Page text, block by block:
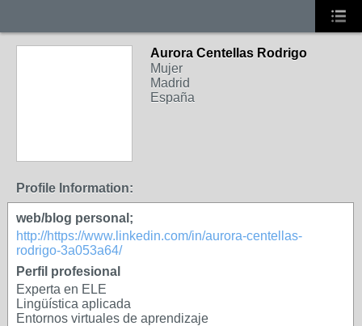
Aurora Centellas Rodrigo
Mujer
Madrid
España
Profile Information:
web/blog personal;
http://https://www.linkedin.com/in/aurora-centellas-
rodrigo-3a053a64/
Perfil profesional
Experta en ELE
Lingüística aplicada
Entornos virtuales de aprendizaje